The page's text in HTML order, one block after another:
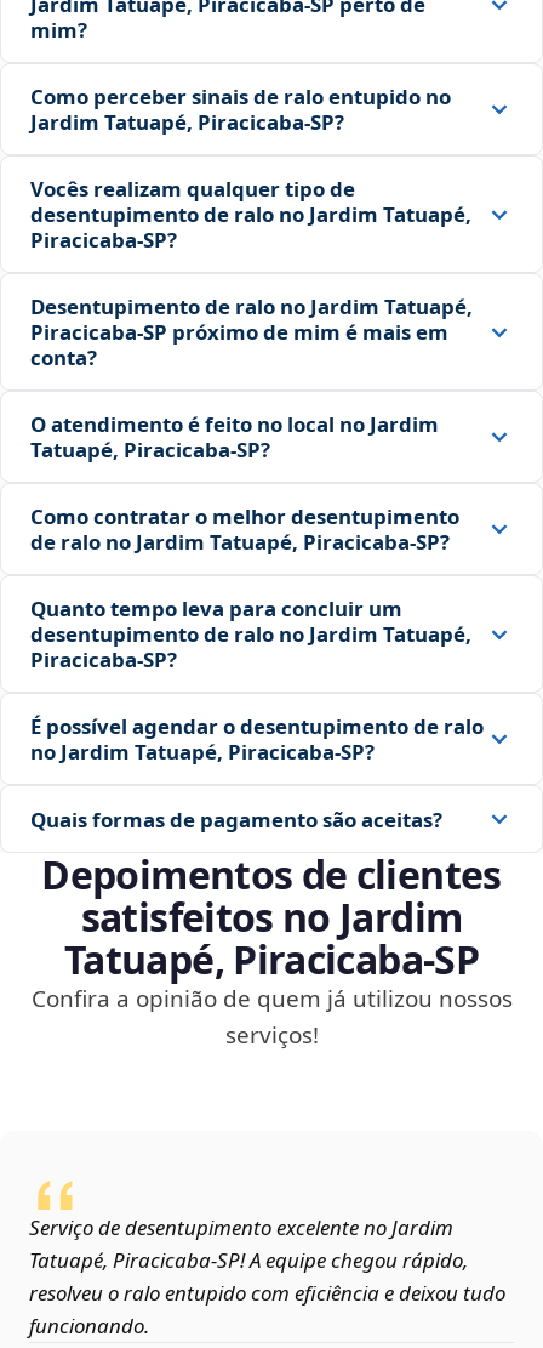
mim?
Como perceber sinais de ralo entupido no
Jardim Tatuapé, Piracicaba‑SP?
Vocês realizam qualquer tipo de
desentupimento de ralo no Jardim Tatuapé,
Piracicaba‑SP?
Desentupimento de ralo no Jardim Tatuapé,
Piracicaba‑SP próximo de mim é mais em
conta?
O atendimento é feito no local no Jardim
Tatuapé, Piracicaba‑SP?
Como contratar o melhor desentupimento
de ralo no Jardim Tatuapé, Piracicaba‑SP?
Quanto tempo leva para concluir um
desentupimento de ralo no Jardim Tatuapé,
Piracicaba‑SP?
É possível agendar o desentupimento de ralo
no Jardim Tatuapé, Piracicaba‑SP?
Quais formas de pagamento são aceitas?
Depoimentos de clientes
satisfeitos no Jardim
Tatuapé, Piracicaba‑SP
Confira a opinião de quem já utilizou nossos
serviços!
Serviço de desentupimento excelente no Jardim
Tatuapé, Piracicaba‑SP! A equipe chegou rápido,
resolveu o ralo entupido com eficiência e deixou tudo
funcionando.